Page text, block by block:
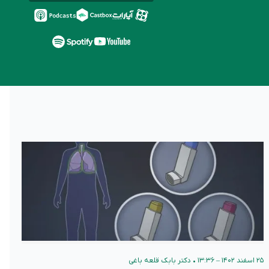
۲۵ اسفند ۱۴۰۲ – ۱۳:۳۶ • دکتر بابک قلعه‌ باغی